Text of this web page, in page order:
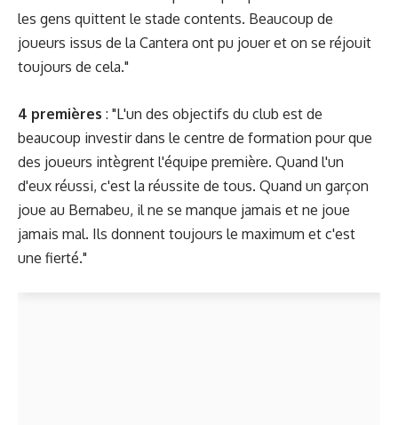
les gens quittent le stade contents. Beaucoup de
joueurs issus de la Cantera ont pu jouer et on se réjouit
toujours de cela."
4 premières : "L'un des objectifs du club est de
beaucoup investir dans le centre de formation pour que
des joueurs intègrent l'équipe première. Quand l'un
d'eux réussi, c'est la réussite de tous. Quand un garçon
joue au Bernabeu, il ne se manque jamais et ne joue
jamais mal. Ils donnent toujours le maximum et c'est
une fierté."